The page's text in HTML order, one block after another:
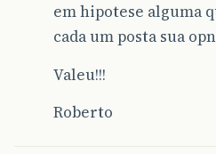
em hipotese alguma
cada um posta sua
Valeu!!!
Roberto